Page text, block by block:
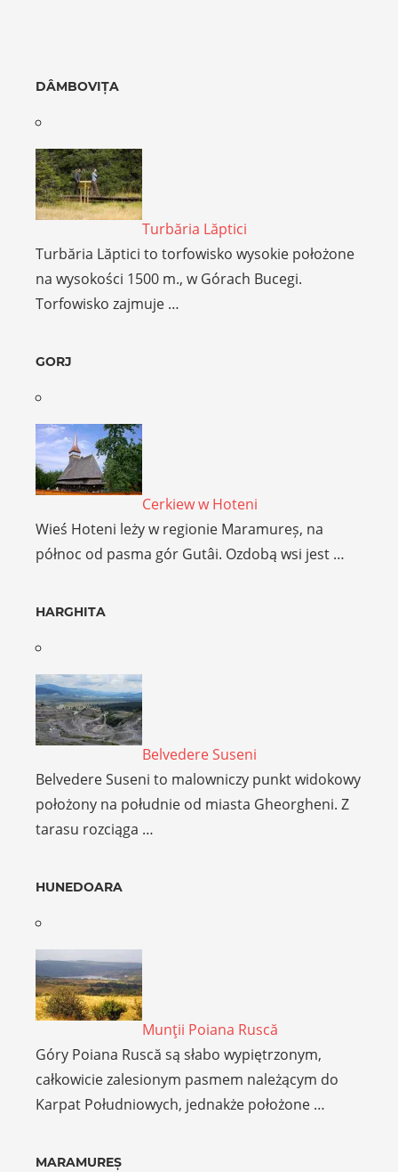
DÂMBOVIȚA
Turbăria Lăptici
Turbăria Lăptici to torfowisko wysokie położone
na wysokości 1500 m., w Górach Bucegi.
Torfowisko zajmuje …
GORJ
Cerkiew w Hoteni
Wieś Hoteni leży w regionie Maramureș, na
północ od pasma gór Gutâi. Ozdobą wsi jest …
HARGHITA
Belvedere Suseni
Belvedere Suseni to malowniczy punkt widokowy
położony na południe od miasta Gheorgheni. Z
tarasu rozciąga …
HUNEDOARA
Munţii Poiana Ruscă
Góry Poiana Ruscă są słabo wypiętrzonym,
całkowicie zalesionym pasmem należącym do
Karpat Południowych, jednakże położone …
MARAMUREȘ